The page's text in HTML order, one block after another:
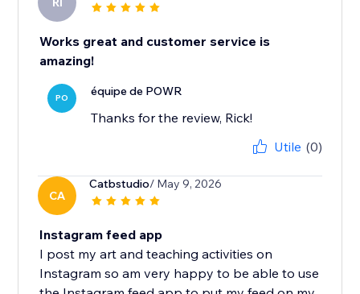
Works great and customer service is
amazing!
PO équipe de POWR
Thanks for the review, Rick!
Utile (0)
CA
Catbstudio/ May 9, 2026
Instagram feed app
I post my art and teaching activities on
Instagram so am very happy to be able to use